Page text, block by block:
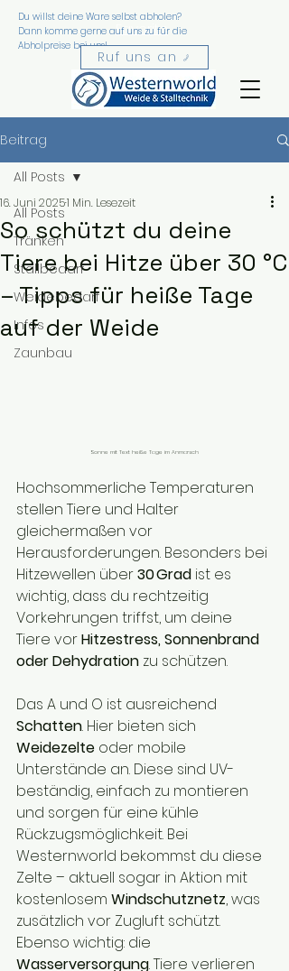
Favorite
n
Du willst deine Ware selbst abholen?
Dann komme gerne auf uns zu für die
Abholpreise bei uns!
Ruf uns an
Beitrag
All Posts
Tränken
Stallbedarf
Weidebedarf
Infos
Zaunbau
All Posts
So schützt du deine
Tiere bei Hitze über 30 °C
– Tipps für heiße Tage
auf der Weide
16. Juni 20251 Min. Lesezeit
Sonne mit Text heiße Tage im Anmarsch
Hochsommerliche Temperaturen
stellen Tiere und Halter
gleichermaßen vor
Herausforderungen. Besonders bei
Hitzewellen über 30 Grad ist es
wichtig, dass du rechtzeitig
Vorkehrungen triffst, um deine
Tiere vor Hitzestress, Sonnenbrand
oder Dehydration zu schützen.
Das A und O ist ausreichend
Schatten. Hier bieten sich
Weidezelte oder mobile
Unterstände an. Diese sind UV-
beständig, einfach zu montieren
und sorgen für eine kühle
Rückzugsmöglichkeit. Bei
Westernworld bekommst du diese
Zelte – aktuell sogar in Aktion mit
kostenlosem Windschutznetz, was
zusätzlich vor Zugluft schützt.
Ebenso wichtig: die
Wasserversorgung. Tiere verlieren